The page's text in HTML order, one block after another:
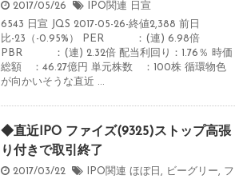
2017/05/26 IPO関連
日宣
6543 日宣 JQS 2017-05-26-終値2,388 前日
比-23（-0.95%） PER ：(連) 6.98倍
PBR ：(連) 2.32倍 配当利回り：1.76％ 時価
総額 ：46.27億円 単元株数 ：100株 循環物色
が向かいそうな直近 ...
◆直近IPO ファイズ(9325)ストップ高張
り付きで取引終了
2017/03/22 IPO関連 ほぼ日 , ビーグリー, フ